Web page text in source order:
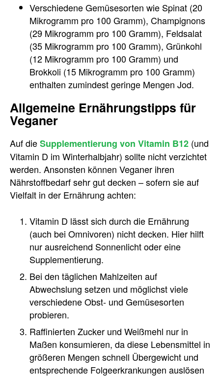
Verschiedene Gemüsesorten wie Spinat (20
Mikrogramm pro 100 Gramm), Champignons
(29 Mikrogramm pro 100 Gramm), Feldsalat
(35 Mikrogramm pro 100 Gramm), Grünkohl
(12 Mikrogramm pro 100 Gramm) und
Brokkoli (15 Mikrogramm pro 100 Gramm)
enthalten zumindest geringe Mengen Jod.
Allgemeine Ernährungstipps für
Veganer
Auf dieSupplementierung von Vitamin B12 (und
Vitamin D im Winterhalbjahr) sollte nicht verzichtet
werden. Ansonsten können Veganer ihren
Nährstoffbedarf sehr gut decken – sofern sie auf
Vielfalt in der Ernährung achten:
Vitamin D lässt sich durch die Ernährung
(auch bei Omnivoren) nicht decken. Hier hilft
nur ausreichend Sonnenlicht oder eine
Supplementierung.
Bei den täglichen Mahlzeiten auf
Abwechslung setzen und möglichst viele
verschiedene Obst- und Gemüsesorten
probieren.
Raffinierten Zucker und Weißmehl nur in
Maßen konsumieren, da diese Lebensmittel in
größeren Mengen schnell Übergewicht und
entsprechende Folgeerkrankungen auslösen